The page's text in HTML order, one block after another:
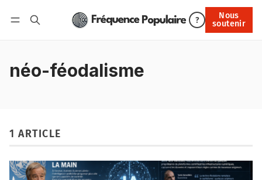
?
Nous
soutenir
Nous soutenir
néo-féodalisme
1 ARTICLE